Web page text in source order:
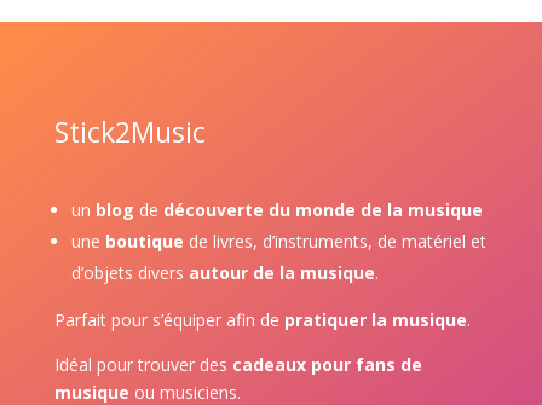
Stick2Music
un blog de découverte du monde de la musique
une boutique de livres, d’instruments, de matériel et
d’objets divers autour de la musique.
Parfait pour s’équiper afin de pratiquer la musique.
Idéal pour trouver des cadeaux pour fans de
musique ou musiciens.